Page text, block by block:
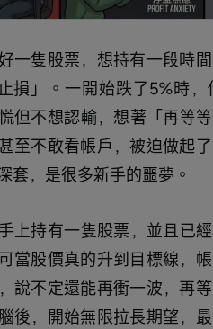
一隻股票，想持有一段時
止損」。一開始跌了5%時
但不想認輸，想著「再等
至不敢看帳戶，被迫做起
套，是很多新手的噩夢。
上持有一隻股票，並且已
當股價真的升到目標線，
說不定還能再衝一波，再
後，開始無限拉長期望，